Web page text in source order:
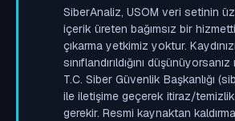
SiberAnaliz, USOM veri setinin
içerik üreten bağımsız bir
çıkarma yetkimiz yoktur.
sınıflandırıldığını
T.C. Siber Güvenlik Başkanlığı
ile iletişime geçerek itiraz/
gerekir. Resmi kaynaktan